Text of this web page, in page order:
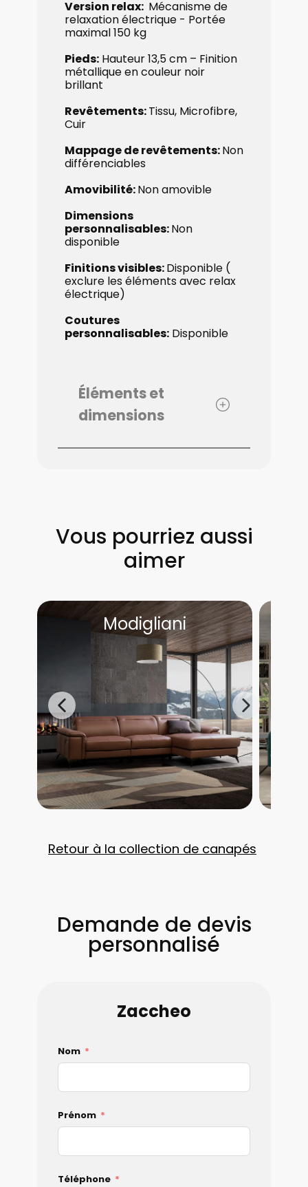
Version relax: Mécanisme de
relaxation électrique - Portée
maximal 150 kg
Pieds: Hauteur 13,5 cm – ​Finition
métallique en couleur noir
brillant
Revêtements:Tissu, Microfibre,
Cuir
Mappage de revêtements:Non
​différenciables
Amovibilité:Non amovible
Dimensions ​
personnalisables:Non
disponible
Finitions visibles:Disponible (​
exclure les éléments avec relax
électrique)
Coutures ​
personnalisables: Disponible
Éléments et
dimensions
Vous pourriez aussi
aimer
Retour à la collection de canapés
Modigliani
Demande de devis
personnalisé
Zaccheo
Nom
Prénom
Téléphone